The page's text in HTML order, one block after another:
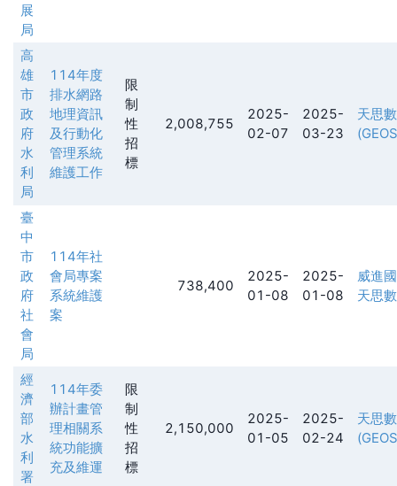
展
局
高
雄
市
政
府
水
利
局
114年度
排水網路
地理資訊
及行動化
管理系統
維護工作
限
制
性
招
標
2,008,755
2025-
02-07
2025-
03-23
天思
臺
中
市
政
府
社
會
局
114年社
會局專案
系統維護
案
738,400
2025-
01-08
2025-
01-08
威進
天思
經
濟
部
水
利
署
114年委
辦計畫管
理相關系
統功能擴
充及維運
限
制
性
招
標
2,150,000
2025-
01-05
2025-
02-24
天思